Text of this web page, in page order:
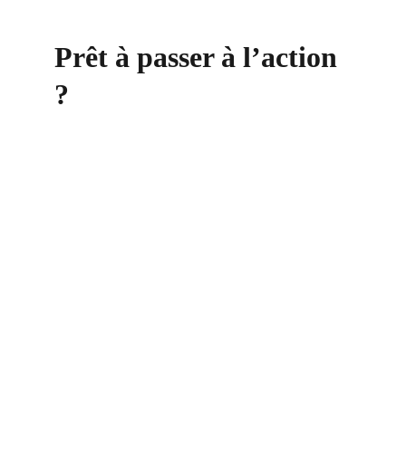
Prêt à passer à l’action
?